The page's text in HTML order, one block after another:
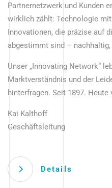
Partnernetzwerk und Kunden
wirklich zählt: Technologie
Innovationen, die präzise auf
abgestimmt sind –
Unser „Innovating Network“
Marktverständnis und der
hinterfragen. Seit 1897. Heute
Kai Kalthoff
Geschäftsleitung
Details